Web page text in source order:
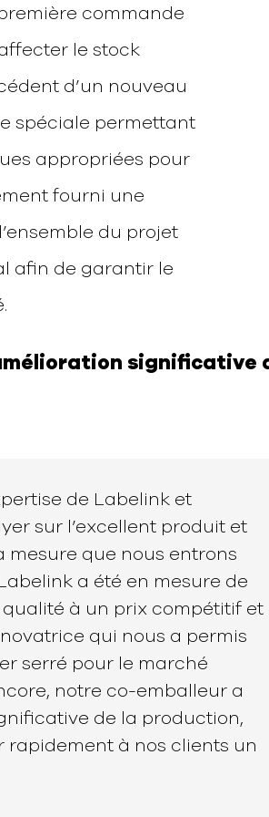
commande
le stock
d’un nouveau
spéciale permettant
appropriées pour
fourni une
du projet
afin de garantir le
significative
de Labelink et
sur l’excellent produit et
mesure que nous entrons
a été en mesure de
à un prix compétitif et
qui nous a permis
serré pour le marché
notre co-emballeur a
de la production,
rapidement à nos clients un